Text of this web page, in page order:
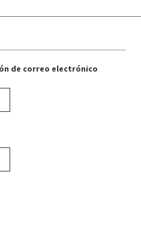
de correo electrónico